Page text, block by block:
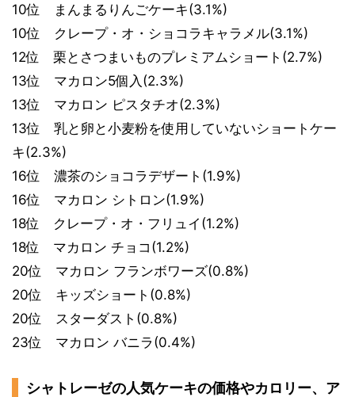
10位 まんまるりんごケーキ(3.1%)
10位 クレープ・オ・ショコラキャラメル(3.1%)
12位 栗とさつまいものプレミアムショート(2.7%)
13位 マカロン5個入(2.3%)
13位 マカロン ピスタチオ(2.3%)
13位 乳と卵と小麦粉を使用していないショートケー
キ(2.3%)
16位 濃茶のショコラデザート(1.9%)
16位 マカロン シトロン(1.9%)
18位 クレープ・オ・フリュイ(1.2%)
18位 マカロン チョコ(1.2%)
20位 マカロン フランボワーズ(0.8%)
20位 キッズショート(0.8%)
20位 スターダスト(0.8%)
23位 マカロン バニラ(0.4%)
シャトレーゼの人気ケーキの価格やカロリー、ア